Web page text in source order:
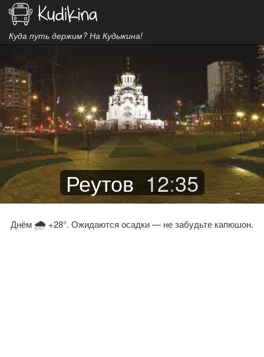
Куда путь держим? На Кудыкина!
Реутов 12:35
Днём 🌧 +28°. Ожидаются осадки — не забудьте капюшон.